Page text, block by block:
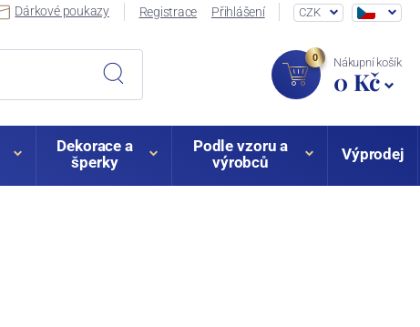
Dárkové poukazy Registrace Přihlášení CZK
0 Nákupní košík
0 Kč
Dekorace a
šperky
Podle vzoru a
výrobců
Výprodej